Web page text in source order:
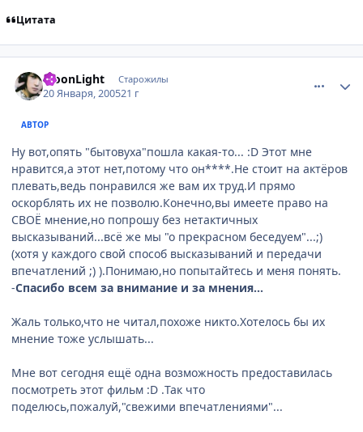
Цитата
MoonLight Старожилы
20 Января, 200521 г
АВТОР
Ну вот,опять "бытовуха"пошла какая-то... :D Этот мне
нравится,а этот нет,потому что он****.Не стоит на актёров
плевать,ведь понравился же вам их труд.И прямо
оскорблять их не позволю.Конечно,вы имеете право на
СВОЁ мнение,но попрошу без нетактичных
высказываний...всё же мы "о прекрасном беседуем"...;)
(хотя у каждого свой способ высказываний и передачи
впечатлений ;) ).Понимаю,но попытайтесь и меня понять.
-Спасибо всем за внимание и за мнения...
Жаль только,что не читал,похоже никто.Хотелось бы их
мнение тоже услышать...
Мне вот сегодня ещё одна возможность предоставилась
посмотреть этот фильм :D .Так что
поделюсь,пожалуй,"свежими впечатлениями"...